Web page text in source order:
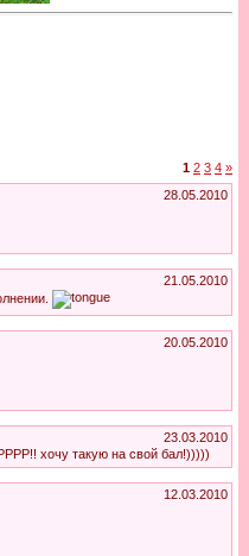
1 2 3 4 »
28.05.2010
21.05.2010
20.05.2010
23.03.2010
хочу такую на свой бал!)))))
12.03.2010